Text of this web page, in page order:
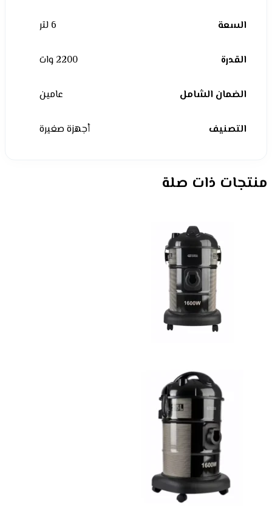
السعة 6 لتر
القدرة 2200 وات
الضمان الشامل عامين
التصنيف أجهزة صغيرة
منتجات ذات صلة